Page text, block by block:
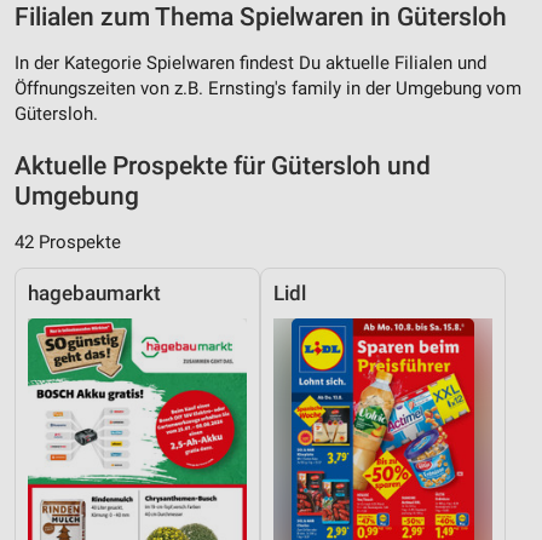
Filialen zum Thema Spielwaren in Gütersloh
In der Kategorie Spielwaren findest Du aktuelle Filialen und
Öffnungszeiten von z.B. Ernsting's family in der Umgebung vom
Gütersloh.
Aktuelle Prospekte für Gütersloh und
Umgebung
42 Prospekte
hagebaumarkt Lidl